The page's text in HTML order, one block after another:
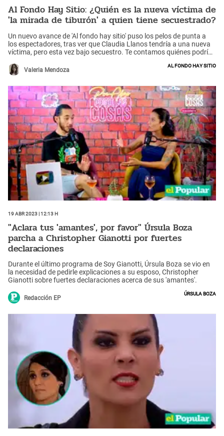
Al Fondo Hay Sitio: ¿Quién es la nueva víctima de
'la mirada de tiburón' a quien tiene secuestrado?
Un nuevo avance de 'Al fondo hay sitio' puso los pelos de punta a
los espectadores, tras ver que Claudia Llanos tendría a una nueva
víctima, pero esta vez bajo secuestro. Te contamos quiénes podrían
Valeria Mendoza
Al fondo hay sitio
19 Abr 2023 | 12:13 h
"Aclara tus 'amantes', por favor" Úrsula Boza
parcha a Christopher Gianotti por fuertes
declaraciones
Durante el último programa de Soy Gianotti, Úrsula Boza se vio en
la necesidad de pedirle explicaciones a su esposo, Christopher
Gianotti sobre fuertes declaraciones acerca de sus 'amantes'.
Redacción EP
Úrsula Boza